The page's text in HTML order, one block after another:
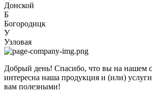
Донской
Б
Богородицк
У
Узловая
Добрый день! Спасибо, что вы на нашем
интересна наша продукция и (или)
вам полезными!